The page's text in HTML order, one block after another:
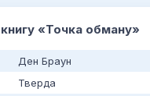
книгу «Точка обману»
Ден Браун
Тверда